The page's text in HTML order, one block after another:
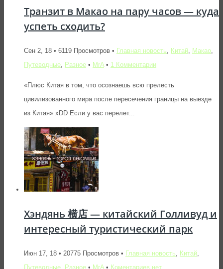
Транзит в Макао на пару часов — куда
успеть сходить?
Сен 2, 18 • 6119 Просмотров • Главная новость Китай Макао
Путеводные Разное • MrA • 1 Комментарии
«Плюс Китая в том, что осознаешь всю прелесть
цивилизованного мира после пересечения границы на выезде
из Китая» xDD Если у вас перелет...
Хэндянь 横店 — китайский Голливуд и
интересный туристический парк
Июн 17, 18 • 20775 Просмотров • Главная новость Китай
Путеводные Разное • MrA • Коментариев нет